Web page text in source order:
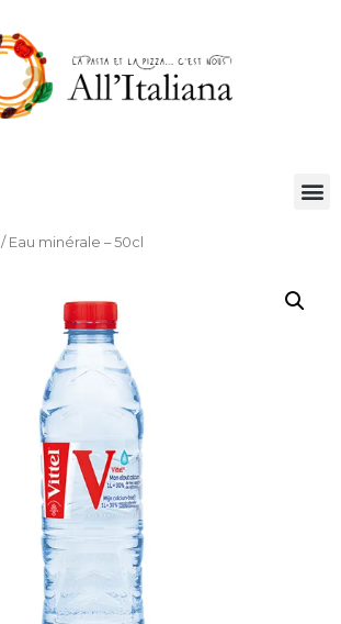
/ Eau minérale – 50cl